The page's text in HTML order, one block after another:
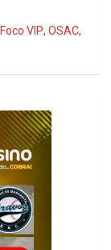
Foco VIP, OSAC,